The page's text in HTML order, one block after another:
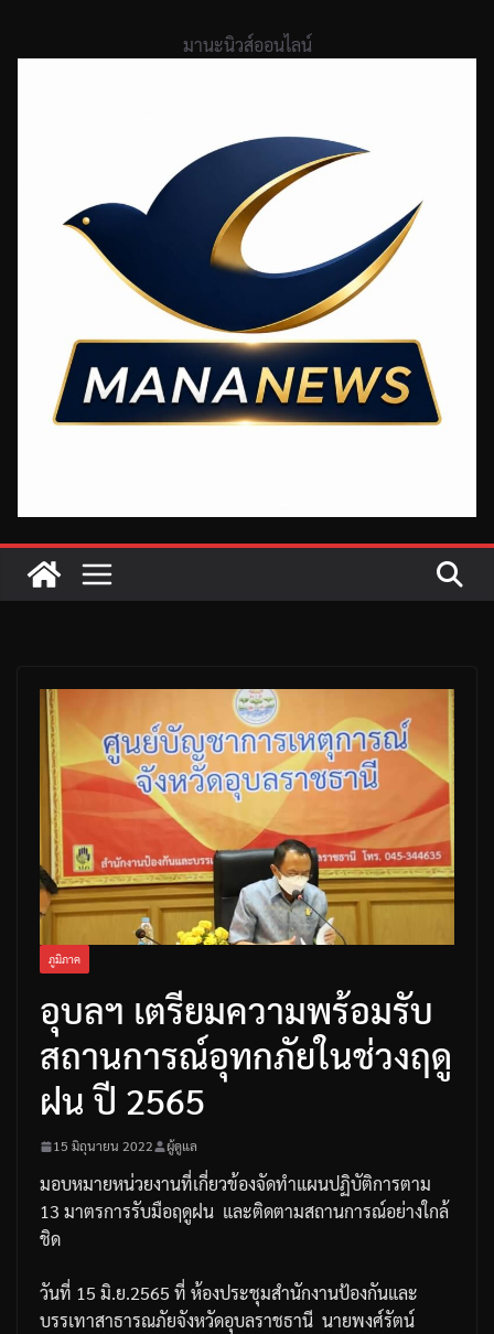
มานะนิวส์ออนไลน์
ภูมิภาค
อุบลฯ เตรียมความพร้อมรับ
สถานการณ์อุทกภัยในช่วงฤดู
ฝน ปี 2565
15 มิถุนายน 2022 ผู้ดูแล
มอบหมายหน่วยงานที่เกี่ยวข้องจัดทำแผนปฏิบัติการตาม
13 มาตรการรับมือฤดูฝน และติดตามสถานการณ์อย่างใกล้
ชิด
วันที่ 15 มิ.ย.2565 ที่ ห้องประชุมสำนักงานป้องกันและ
บรรเทาสาธารณภัยจังหวัดอุบลราชธานี นายพงศ์รัตน์